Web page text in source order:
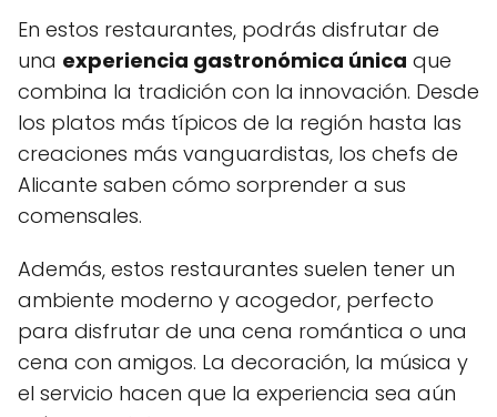
En estos restaurantes, podrás disfrutar de
una experiencia gastronómica única que
combina la tradición con la innovación. Desde
los platos más típicos de la región hasta las
creaciones más vanguardistas, los chefs de
Alicante saben cómo sorprender a sus
comensales.
Además, estos restaurantes suelen tener un
ambiente moderno y acogedor, perfecto
para disfrutar de una cena romántica o una
cena con amigos. La decoración, la música y
el servicio hacen que la experiencia sea aún